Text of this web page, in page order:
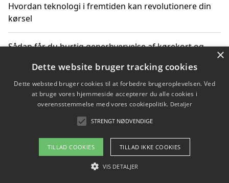
Hvordan teknologi i fremtiden kan revolutionere din
kørsel
Sådan får du hurtig generhvervelse af kørekort og
Sådan lærer du miljørigtig kørsel hos en køreskole i
Gentofte
Copyright 2026 - Pilanto Aps
Om / kontakt
×
Dette website bruger tracking cookies
Dette websted bruger cookies til at forbedre brugeroplevelsen. Ved
at bruge vores hjemmeside accepterer du alle cookies i
overensstemmelse med vores cookiepolitik. Detaljer
STRENGT NØDVENDIGE
TILLAD COOKIES TILLAD IKKE COOKIES
VIS DETALJER